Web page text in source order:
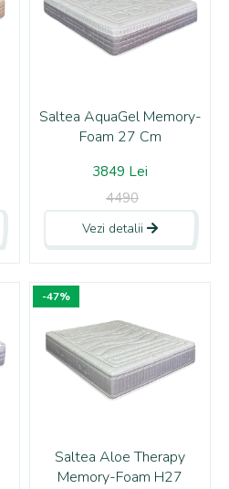
Saltea AquaGel Memory-
Foam 27 Cm
3849 Lei
4490
Vezi detalii
-47%
Saltea Aloe Therapy
Memory-Foam H27